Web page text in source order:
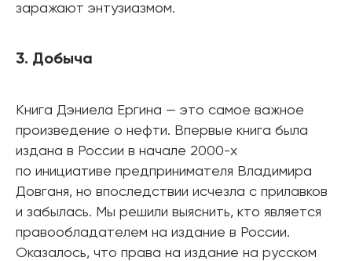
заражают энтузиазмом.
3. Добыча
Книга Дэниела Ергина — это самое важное
произведение о нефти. Впервые книга была
издана в России в начале 2000-х
по инициативе предпринимателя Владимира
Довганя, но впоследствии исчезла с прилавков
и забылась. Мы решили выяснить, кто является
правообладателем на издание в России.
Оказалось, что права на издание на русском